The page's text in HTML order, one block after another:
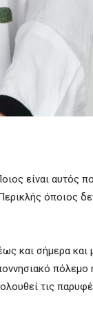
είναι αυτός
όποιος
και σήμερα
πόλεμο
τις